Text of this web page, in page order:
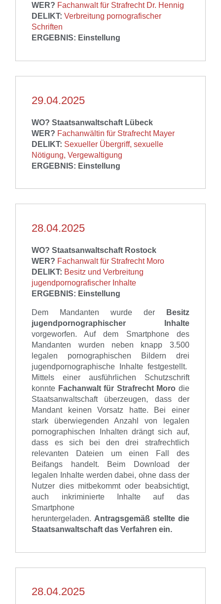
WER? Fachanwalt für Strafrecht Dr. Hennig
DELIKT:Verbreitung pornografischer
Schriften
ERGEBNIS: Einstellung
29.04.2025
WO? Staatsanwaltschaft Lübeck
WER? Fachanwältin für Strafrecht Mayer
DELIKT: Sexueller Übergriff, sexuelle
Nötigung, Vergewaltigung
ERGEBNIS: Einstellung
28.04.2025
WO? Staatsanwaltschaft Rostock
WER? Fachanwalt für Strafrecht Moro
DELIKT: Besitz und Verbreitung
jugendpornografischer Inhalte
ERGEBNIS: Einstellung
Dem Mandanten wurde derBesitz
jugendpornographischer Inhalte
vorgeworfen.
Aufdem Smartphone des
Mandanten wurden neben knapp 3.500
legalen pornographischen Bildern drei
jugendpornographische Inhalte festgestellt.
Mittels einer ausführlichen Schutzschrift
konnte Fachanwalt für Strafrecht Moro die
Staatsanwaltschaft überzeugen, dass der
Mandant keinen Vorsatz hatte. Bei einer
stark überwiegenden Anzahl von legalen
pornographischen I nhalten drängt sich auf,
dass es sich bei den drei strafrechtlich
relevanten Dateien um einen Fall des
Beifangs handelt. Beim Download der
legalen Inhalte werden dabei, ohne dass der
Nutzer dies mitbekommtoder beabsichtigt,
auch inkriminierte Inhalte auf das
Smartphone
heruntergeladen. Antragsgemäß stellte die
Staatsanwaltschaft das Verfahren ein.
28.04.2025